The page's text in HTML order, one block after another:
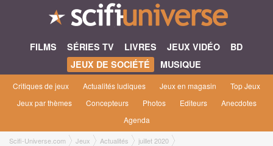
FILMS SÉRIES TV LIVRES JEUX VIDÉO
BD
JEUX DE SOCIÉTÉ
MUSIQUE
Critiques de jeux Actualités ludiques Jeux en magasin
Top Jeux
Jeux par thèmes
Concepteurs Photos Editeurs
Anecdotes
Agenda
Scifi-Universe.com Jeux Actualités
juillet 2020